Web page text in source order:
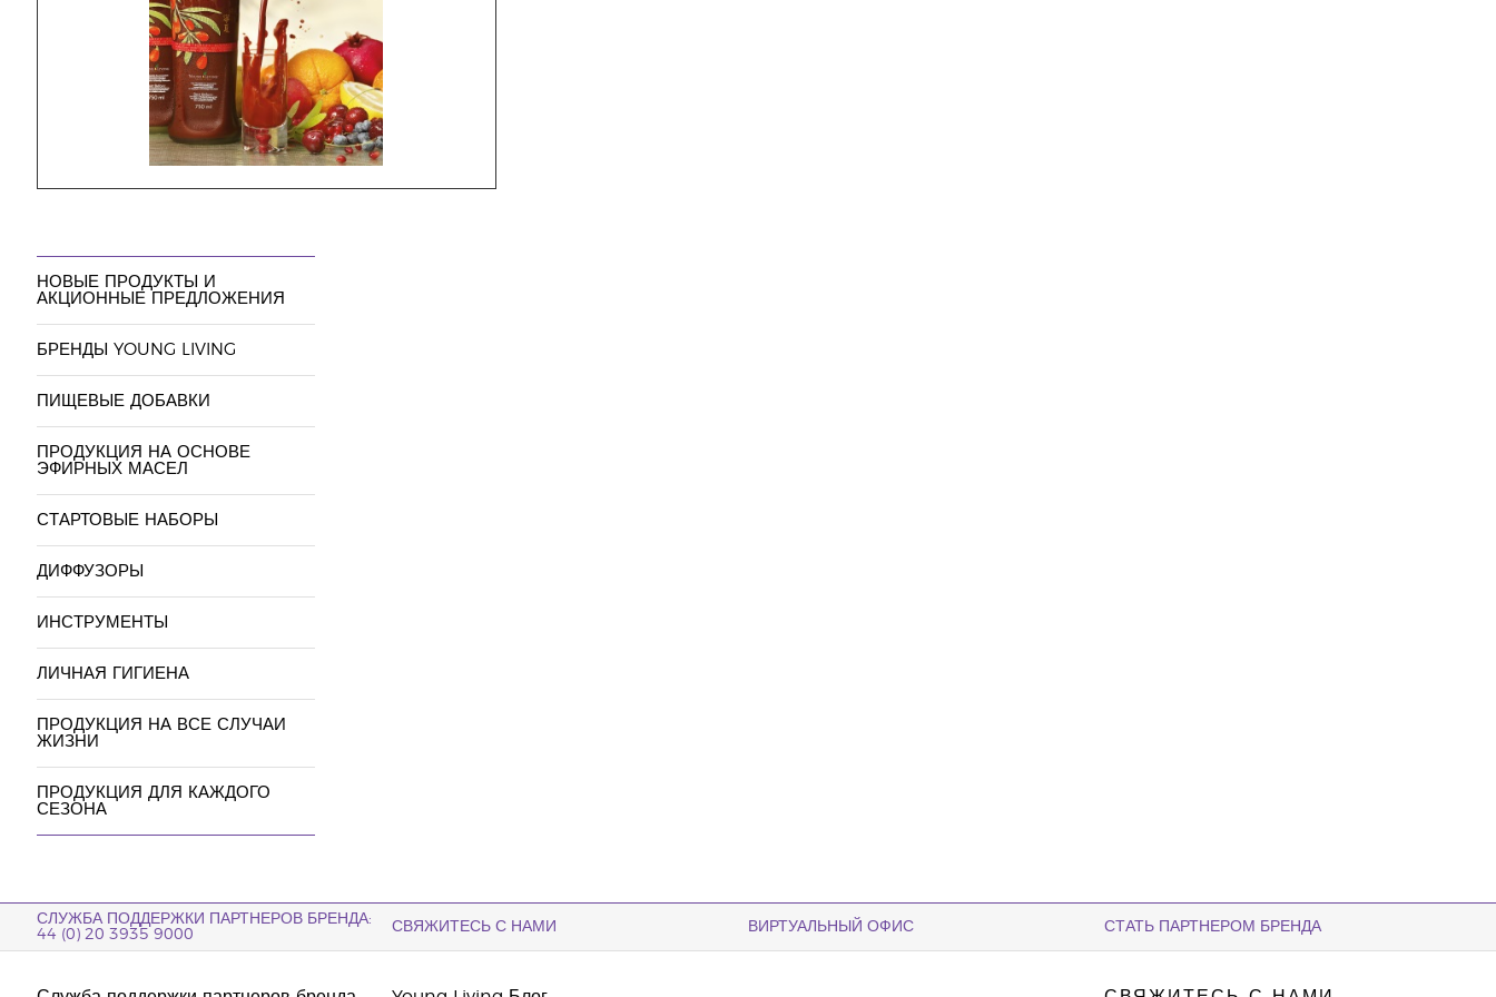
НОВЫЕ ПРОДУКТЫ И
АКЦИОННЫЕ ПРЕДЛОЖЕНИЯ
БРЕНДЫ YOUNG LIVING
ПИЩЕВЫЕ ДОБАВКИ
ПРОДУКЦИЯ НА ОСНОВЕ
ЭФИРНЫХ МАСЕЛ
СТАРТОВЫЕ НАБОРЫ
ДИФФУЗОРЫ
ИНСТРУМЕНТЫ
ЛИЧНАЯ ГИГИЕНА
ПРОДУКЦИЯ НА ВСЕ СЛУЧАИ
ЖИЗНИ
ПРОДУКЦИЯ ДЛЯ КАЖДОГО
СЕЗОНА
СЛУЖБА ПОДДЕРЖКИ ПАРТНЕРОВ БРЕНДА:
44 (0) 20 3935 9000
СВЯЖИТЕСЬ С НАМИ ВИРТУАЛЬНЫЙ ОФИС СТАТЬ ПАРТНЕРОМ БРЕНДА